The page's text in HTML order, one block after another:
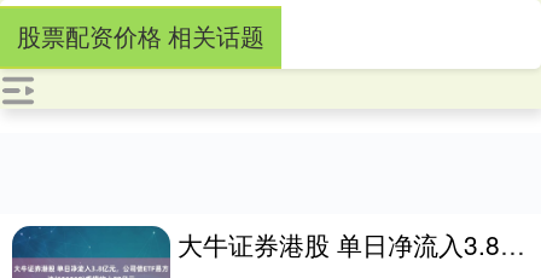
股票配资价格 相关话题
大牛证券港股 单日净流入3.8亿元，公司债ETF易方达(511110)规模站上70亿元